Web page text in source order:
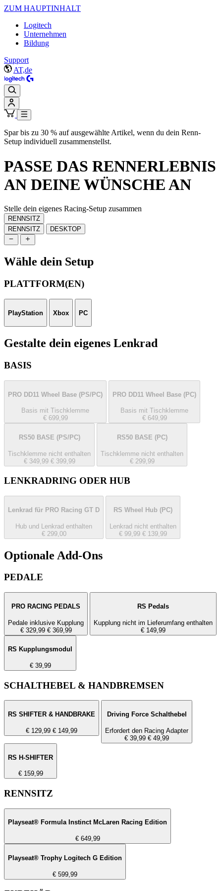
ZUM HAUPTINHALT
Logitech
Unternehmen
Bildung
Support
AT,de
Spar bis zu 30 % auf ausgewählte Artikel, wenn du dein Renn-
Setup individuell zusammenstellst.
PASSE DAS RENNERLEBNIS
AN DEINE WÜNSCHE AN
Stelle dein eigenes Racing-Setup zusammen
RENNSITZ
RENNSITZ
DESKTOP
Wähle dein Setup
PLATTFORM(EN)
PlayStation Xbox PC
Gestalte dein eigenes Lenkrad
BASIS
PRO DD11 Wheel Base (PS/PC)
Basis mit Tischklemme
€ 699,99
PRO DD11 Wheel Base (PC)
Basis mit Tischklemme
€ 649,99
RS50 BASE (PS/PC)
Tischklemme nicht enthalten
€ 349,99 € 399,99
RS50 BASE (PC)
Tischklemme nicht enthalten
€ 299,99
LENKRADRING ODER HUB
Lenkrad für PRO Racing GT D
Hub und Lenkrad enthalten
€ 299,00
RS Wheel Hub (PC)
Lenkrad nicht enthalten
€ 99,99 € 139,99
Optionale Add-Ons
PEDALE
PRO RACING PEDALS
Pedale inklusive Kupplung
€ 329,99 € 369,99
RS Pedals
Kupplung nicht im Lieferumfang enthalten
€ 149,99
RS Kupplungsmodul
€ 39,99
SCHALTHEBEL & HANDBREMSEN
RS SHIFTER & HANDBRAKE
€ 129,99 € 149,99
Driving Force Schalthebel
Erfordert den Racing Adapter
€ 39,99 € 49,99
RS H-SHIFTER
€ 159,99
RENNSITZ
Playseat® Formula Instinct McLaren Racing Edition
€ 649,99
Playseat® Trophy Logitech G Edition
€ 599,99